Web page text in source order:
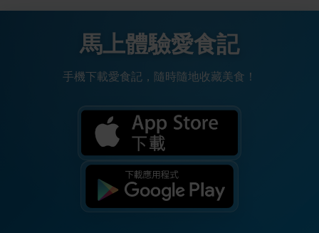
馬上體驗愛食記
手機下載愛食記，隨時隨地收藏美食！